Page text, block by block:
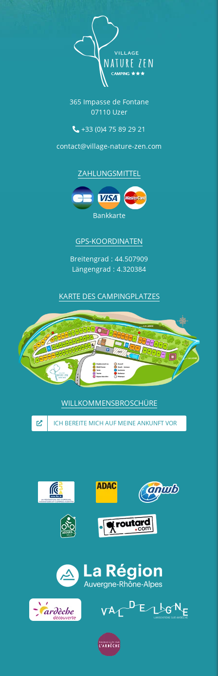
365 Impasse de Fontane
07110 Uzer
+33 (0)4 75 89 29 21
contact@village-nature-zen.com
ZAHLUNGSMITTEL
Bankkarte
GPS-KOORDINATEN
Breitengrad : 44.507909
Längengrad : 4.320384
KARTE DES CAMPINGPLATZES
WILLKOMMENSBROSCHÜRE
ICH BEREITE MICH AUF MEINE ANKUNFT VOR